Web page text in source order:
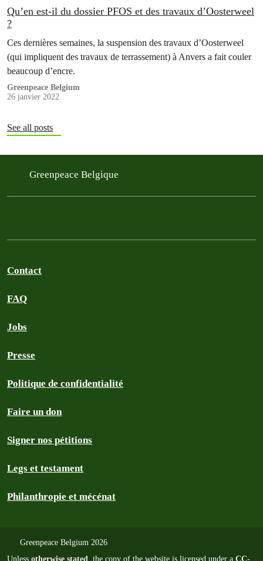
Qu’en est-il du dossier PFOS et des travaux d’Oosterweel
?
Ces dernières semaines, la suspension des travaux d’Oosterweel
(qui impliquent des travaux de terrassement) à Anvers a fait couler
beaucoup d’encre.
Greenpeace Belgium
26 janvier 2022
See all posts
Greenpeace Belgique
Contact
FAQ
Jobs
Presse
Politique de confidentialité
Faire un don
Signer nos pétitions
Legs et testament
Philanthropie et mécénat
Greenpeace Belgium 2026
Unless otherwise stated , the copy of the website is licensed under a CC-